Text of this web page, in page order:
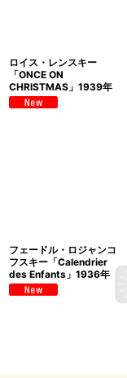
ロイス・レンスキー
「ONCE ON
CHRISTMAS」1939年
フェードル・ロジャンコ
フスキー「Calendrier
des Enfants」1936年